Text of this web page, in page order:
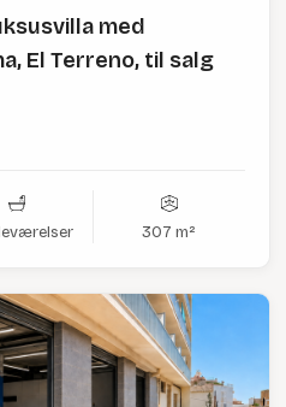
med
El Terreno, til salg
307 m²